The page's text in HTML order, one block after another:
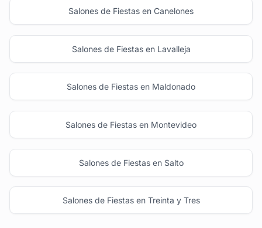
Salones de Fiestas en Canelones
Salones de Fiestas en Lavalleja
Salones de Fiestas en Maldonado
Salones de Fiestas en Montevideo
Salones de Fiestas en Salto
Salones de Fiestas en Treinta y Tres